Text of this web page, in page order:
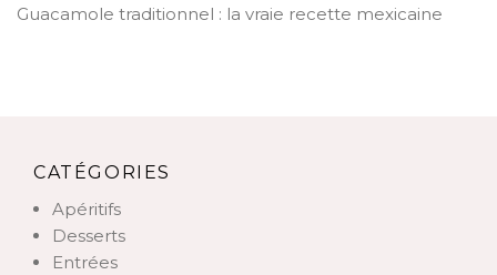
Guacamole traditionnel : la vraie recette mexicaine
CATÉGORIES
Apéritifs
Desserts
Entrées